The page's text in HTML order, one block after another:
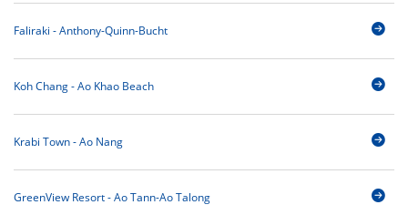
Faliraki - Anthony-Quinn-Bucht
Koh Chang - Ao Khao Beach
Krabi Town - Ao Nang
GreenView Resort - Ao Tann-Ao Talong